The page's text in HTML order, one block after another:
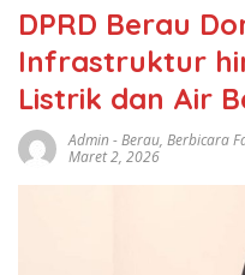
DPRD Berau
Infrastruktur
Listrik dan Air
Admin-Berau, Berbicara
Maret 2, 2026